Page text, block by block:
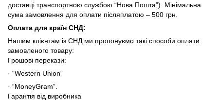
доставці транспортною службою “Нова Пошта”). Мінімальна
сума замовлення для оплати післяплатою – 500 грн.
Оплата для країн СНД:
Нашим клієнтам із СНД ми пропонуємо такі способи оплати
замовленого товару:
Грошові перекази:
· “Western Union”
· “MoneyGram”.
Гарантія від виробника